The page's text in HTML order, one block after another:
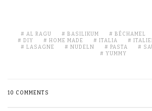
AL RAGU BASILIKUM BÉCHAMEL
DIY
HOME MADE ITALIA
LASAGNE
NUDELN PASTA
YUMMY
10 COMMENTS